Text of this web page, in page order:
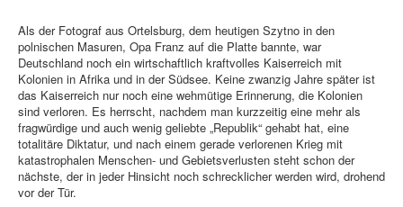
Als der Fotograf aus Ortelsburg, dem heutigen Szytno in den
polnischen Masuren, Opa Franz auf die Platte bannte, war
Deutschland noch ein wirtschaftlich kraftvolles Kaiserreich mit
Kolonien in Afrika und in der Südsee. Keine zwanzig Jahre später ist
das Kaiserreich nur noch eine wehmütige Erinnerung, die Kolonien
sind verloren. Es herrscht, nachdem man kurzzeitig eine mehr als
fragwürdige und auch wenig geliebte „Republik“ gehabt hat, eine
totalitäre Diktatur, und nach einem gerade verlorenen Krieg mit
katastrophalen Menschen- und Gebietsverlusten steht schon der
nächste, der in jeder Hinsicht noch schrecklicher werden wird, drohend
vor der Tür.